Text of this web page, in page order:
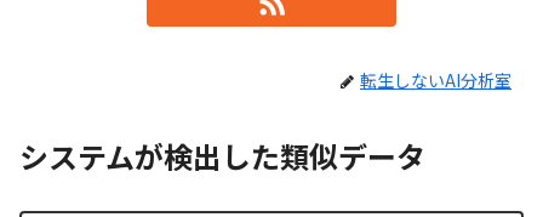
転生しないAI分析室
システムが検出した類似データ